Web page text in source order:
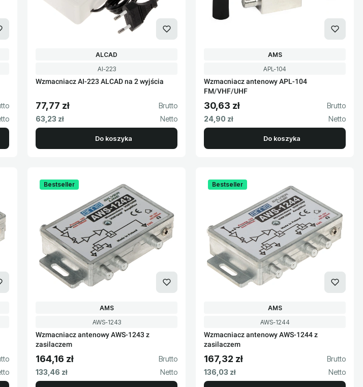
Kod produktu
AI-223
Wzmacniacz AI-223 ALCAD na 2 wyjścia
PRODUCENT
ALCAD
Cena brutto
77,77 zł
Cena netto
63,23 zł
Do koszyka
Kod produktu
APL-104
Wzmacniacz antenowy APL-104
FM/VHF/UHF
PRODUCENT
AMS
Cena brutto
30,63 zł
Cena netto
24,90 zł
Do koszyka
Bestseller
Kod produktu
AWS-1243
Wzmacniacz antenowy AWS-1243 z
zasilaczem
PRODUCENT
AMS
Cena brutto
164,16 zł
Cena netto
133,46 zł
Bestseller
Kod produktu
AWS-1244
Wzmacniacz antenowy AWS-1244 z
zasilaczem
PRODUCENT
AMS
Cena brutto
167,32 zł
Cena netto
136,03 zł